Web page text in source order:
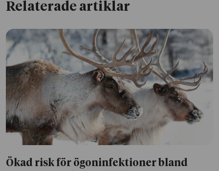
Relaterade artiklar
Ökad risk för ögoninfektioner bland